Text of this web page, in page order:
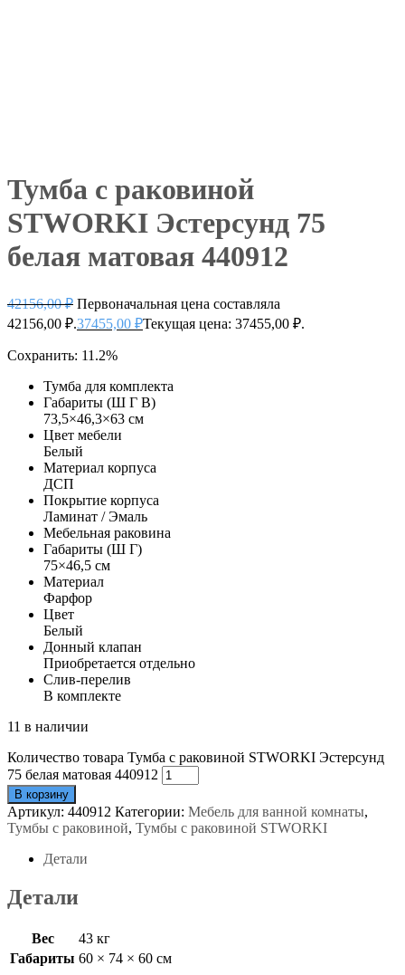
Тумба с раковиной
STWORKI Эстерсунд 75
белая матовая 440912
42156,00₽ Первоначальная цена составляла
42156,00 ₽.37455,00 ₽Текущая цена: 37455,00 ₽.
Сохранить: 11.2%
Тумба для комплекта
Габариты (Ш Г В)
73,5×46,3×63 см
Цвет мебели
Белый
Материал корпуса
ДСП
Покрытие корпуса
Ламинат / Эмаль
Мебельная раковина
Габариты (Ш Г)
75×46,5 см
Материал
Фарфор
Цвет
Белый
Донный клапан
Приобретается отдельно
Слив-перелив
В комплекте
11 в наличии
Количество товара Тумба с раковиной STWORKI Эстерсунд
75 белая матовая 440912
В корзину
Артикул: 440912 Категории: Мебель для ванной комнаты,
Тумбы с раковиной, Тумбы с раковиной STWORKI
Детали
Детали
Вес
43 кг
Габариты 60 × 74 × 60 см